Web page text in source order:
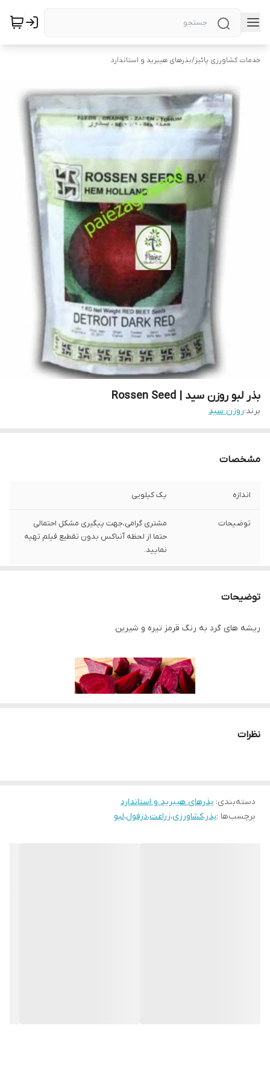
خدمات کشاورزی پائیز/بذرهای هیبرید و استاندارد
بذر لبو روزن سید | Rossen Seed
برند:روزن سید
مشخصات
اندازه یک کیلویی
توضیحات
مشتری گرامی،جهت پیگیری مشکل احتمالی
حتما از لحظه آنباکس بدون تقطیع فیلم تهیه
نمایید.
توضیحات
ریشه های گرد به رنگ قرمز تیره و شیرین
سایز ریشه بزرگ
نظرات
دسته‌بندی: بذرهای هیبرید و استاندارد
برچسب‌ها :بذر،کشاورزی،زراعت،دزفول،لبو